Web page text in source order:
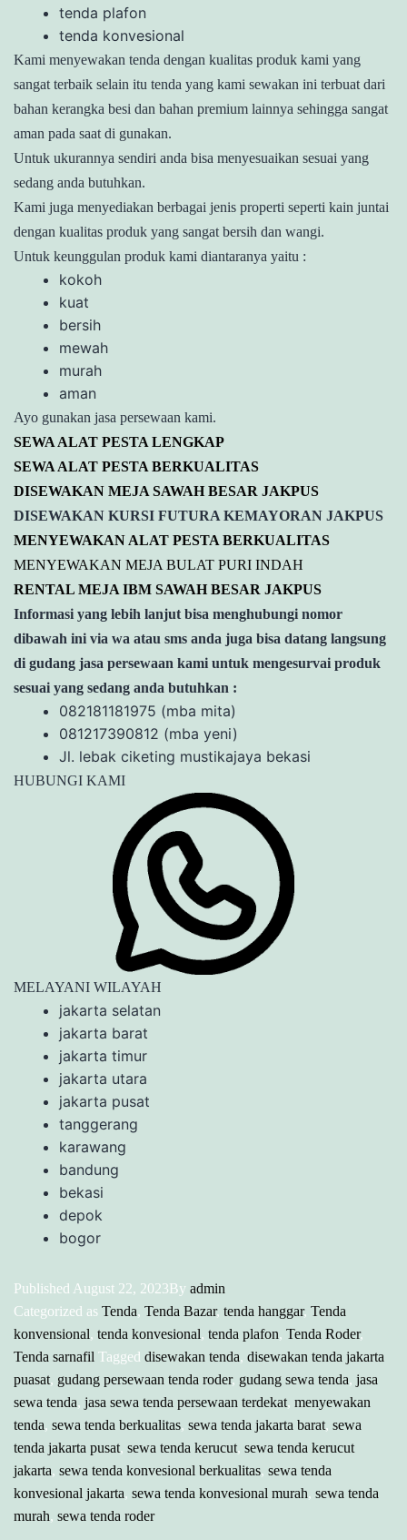
tenda plafon
tenda konvesional
Kami menyewakan tenda dengan kualitas produk kami yang
sangat terbaik selain itu tenda yang kami sewakan ini terbuat dari
bahan kerangka besi dan bahan premium lainnya sehingga sangat
aman pada saat di gunakan.
Untuk ukurannya sendiri anda bisa menyesuaikan sesuai yang
sedang anda butuhkan.
Kami juga menyediakan berbagai jenis properti seperti kain juntai
dengan kualitas produk yang sangat bersih dan wangi.
Untuk keunggulan produk kami diantaranya yaitu :
kokoh
kuat
bersih
mewah
murah
aman
Ayo gunakan jasa persewaan kami.
SEWA ALAT PESTA LENGKAP
SEWA ALAT PESTA BERKUALITAS
DISEWAKAN MEJA SAWAH BESAR JAKPUS
DISEWAKAN KURSI FUTURA KEMAYORAN JAKPUS
MENYEWAKAN ALAT PESTA BERKUALITAS
MENYEWAKAN MEJA BULAT PURI INDAH
RENTAL MEJA IBM SAWAH BESAR JAKPUS
Informasi yang lebih lanjut bisa menghubungi nomor
dibawah ini via wa atau sms anda juga bisa datang langsung
di gudang jasa persewaan kami untuk mengesurvai produk
sesuai yang sedang anda butuhkan :
082181181975 (mba mita)
081217390812 (mba yeni)
Jl. lebak ciketing mustikajaya bekasi
HUBUNGI KAMI
MELAYANI WILAYAH
jakarta selatan
jakarta barat
jakarta timur
jakarta utara
jakarta pusat
tanggerang
karawang
bandung
bekasi
depok
bogor
Published August 22, 2023By admin
Categorized as Tenda, Tenda Bazar, tenda hanggar, Tenda
konvensional, tenda konvesional, tenda plafon, Tenda Roder,
Tenda sarnafil Tagged disewakan tenda, disewakan tenda jakarta
puasat, gudang persewaan tenda roder, gudang sewa tenda, jasa
sewa tenda, jasa sewa tenda persewaan terdekat, menyewakan
tenda, sewa tenda berkualitas, sewa tenda jakarta barat, sewa
tenda jakarta pusat, sewa tenda kerucut, sewa tenda kerucut
jakarta, sewa tenda konvesional berkualitas, sewa tenda
konvesional jakarta, sewa tenda konvesional murah, sewa tenda
murah, sewa tenda roder